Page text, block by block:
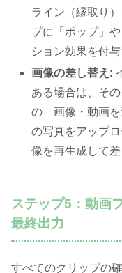
ライン（縁取り
プに「ポップ」
ション効果を付
画像の差し替え :
ある場合は、そ
の「画像・動画
の写真をアップ
像を再生成して差
ステップ5：動画
最終出力
すべてのクリップの